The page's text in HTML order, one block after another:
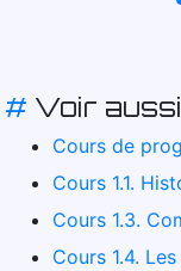
# Voir aussi
Cours de
Cours 1.1.
Cours 1.3.
Cours 1.4.